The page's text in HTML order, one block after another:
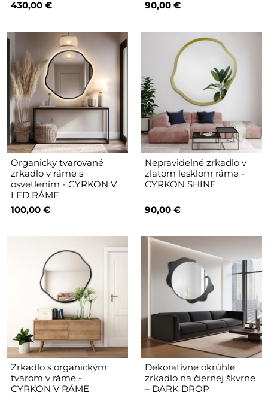
430,00 €
90,00 €
Organicky tvarované
zrkadlo v ráme s
osvetlením - CYRKON V
LED RÁME
100,00 €
Nepravidelné zrkadlo v
zlatom lesklom ráme -
CYRKON SHINE
90,00 €
Zrkadlo s organickým
tvarom v ráme -
CYRKON V RÁME
Dekoratívne okrúhle
zrkadlo na čiernej škvrne
– DARK DROP